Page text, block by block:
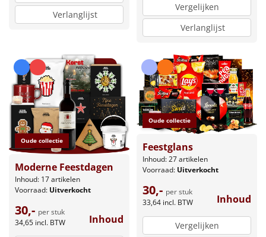
Verlanglijst
Vergelijken
Verlanglijst
Oude collectie
Moderne Feestdagen
Inhoud: 17 artikelen
Voorraad: Uitverkocht
30,- per stuk
34,65 incl. BTW Inhoud
Oude collectie
Feestglans
Inhoud: 27 artikelen
Voorraad: Uitverkocht
30,- per stuk
33,64 incl. BTW Inhoud
Vergelijken